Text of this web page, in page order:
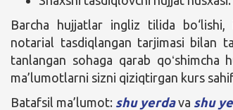
Barcha hujjatlar ingliz tilida
notarial tasdiqlangan tarjimasi bilan
tanlangan sohaga qarab qoʻshimcha
ma’lumotlarni sizni qiziqtirgan kurs
Batafsil ma’lumot: shu yerdava shu